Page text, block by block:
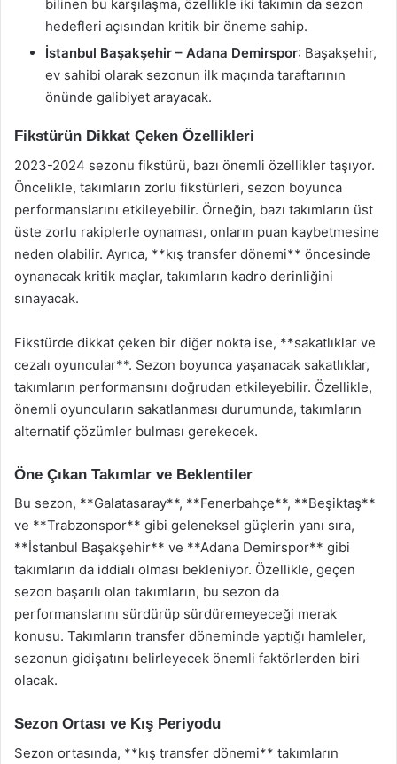
bilinen bu karşılaşma, özellikle iki takımın da sezon
hedefleri açısından kritik bir öneme sahip.
İstanbul Başakşehir – Adana Demirspor: Başakşehir,
ev sahibi olarak sezonun ilk maçında taraftarının
önünde galibiyet arayacak.
Fikstürün Dikkat Çeken Özellikleri
2023-2024 sezonu fikstürü, bazı önemli özellikler taşıyor.
Öncelikle, takımların zorlu fikstürleri, sezon boyunca
performanslarını etkileyebilir. Örneğin, bazı takımların üst
üste zorlu rakiplerle oynaması, onların puan kaybetmesine
neden olabilir. Ayrıca, **kış transfer dönemi** öncesinde
oynanacak kritik maçlar, takımların kadro derinliğini
sınayacak.
Fikstürde dikkat çeken bir diğer nokta ise, **sakatlıklar ve
cezalı oyuncular**. Sezon boyunca yaşanacak sakatlıklar,
takımların performansını doğrudan etkileyebilir. Özellikle,
önemli oyuncuların sakatlanması durumunda, takımların
alternatif çözümler bulması gerekecek.
Öne Çıkan Takımlar ve Beklentiler
Bu sezon, **Galatasaray**, **Fenerbahçe**, **Beşiktaş**
ve **Trabzonspor** gibi geleneksel güçlerin yanı sıra,
**İstanbul Başakşehir** ve **Adana Demirspor** gibi
takımların da iddialı olması bekleniyor. Özellikle, geçen
sezon başarılı olan takımların, bu sezon da
performanslarını sürdürüp sürdüremeyeceği merak
konusu. Takımların transfer döneminde yaptığı hamleler,
sezonun gidişatını belirleyecek önemli faktörlerden biri
olacak.
Sezon Ortası ve Kış Periyodu
Sezon ortasında, **kış transfer dönemi** takımların